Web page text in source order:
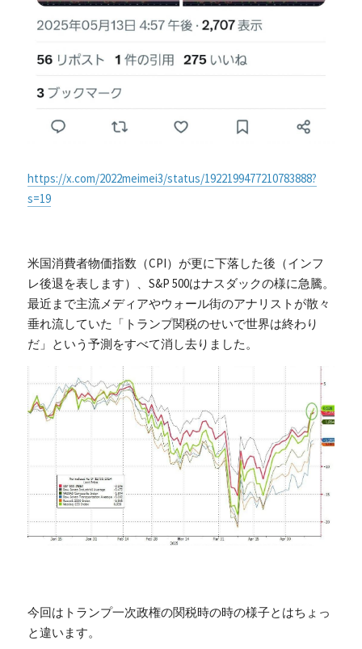
https://x.com/2022meimei3/status/1922199477210783888?
s=19
米国消費者物価指数（CPI）が更に下落した後（インフ
レ後退を表します）、S&P 500はナスダックの様に急騰。
最近まで主流メディアやウォール街のアナリストが散々
垂れ流していた「トランプ関税のせいで世界は終わり
だ」という予測をすべて消し去りました。
今回はトランプ一次政権の関税時の時の様子とはちょっ
と違います。